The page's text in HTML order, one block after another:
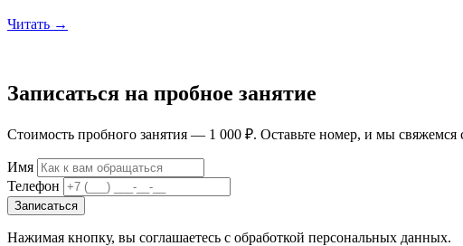
Читать →
Записаться на пробное занятие
Стоимость пробного занятия — 1 000 ₽. Оставьте номер, и мы свяжемся
Имя
Телефон
Записаться
Нажимая кнопку, вы соглашаетесь с обработкой персональных данных.